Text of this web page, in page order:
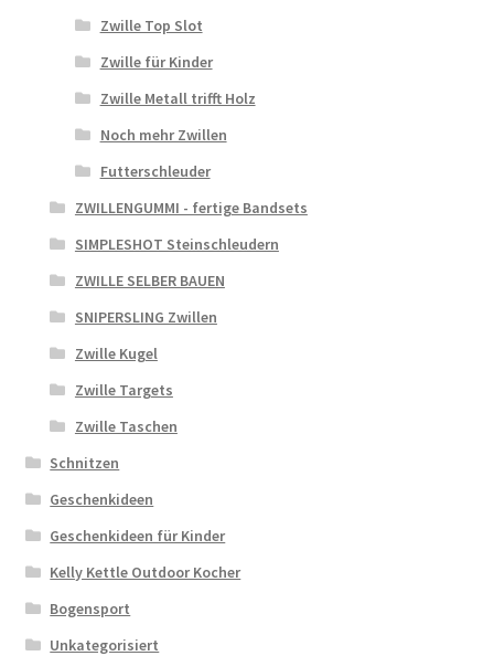
Zwille Top Slot
Zwille für Kinder
Zwille Metall trifft Holz
Noch mehr Zwillen
Futterschleuder
ZWILLENGUMMI - fertige Bandsets
SIMPLESHOT Steinschleudern
ZWILLE SELBER BAUEN
SNIPERSLING Zwillen
Zwille Kugel
Zwille Targets
Zwille Taschen
Schnitzen
Geschenkideen
Geschenkideen für Kinder
Kelly Kettle Outdoor Kocher
Bogensport
Unkategorisiert